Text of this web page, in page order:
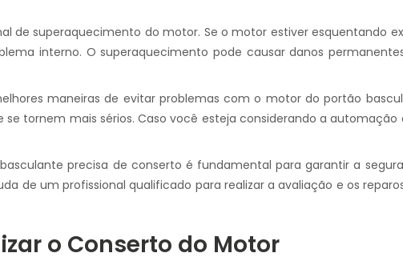
de superaquecimento do motor. Se o motor estiver esquentando
interno. O superaquecimento pode causar danos
maneiras de evitar problemas com o motor do portão
tornem mais sérios. Caso você esteja considerando a automação
precisa de conserto é fundamental para garantir a
de um profissional qualificado para realizar a avaliação e os
o Conserto do Motor